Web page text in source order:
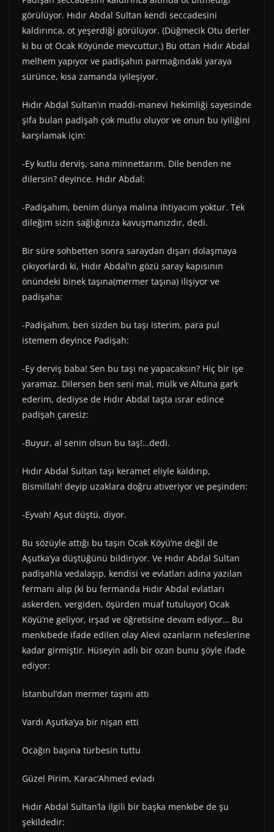
görülüyor. Hıdır Abdal Sultan kendi seccadesini
kaldırınca, ot yeşerdiği görülüyor. (Düğmecik Otu derler
ki bu ot Ocak Köyünde mevcuttur.) Bu ottan Hıdır Abdal
melhem yapıyor ve padişahın parmağındaki yaraya
sürünce, kısa zamanda iyileşiyor.
Hıdır Abdal Sultan’ın maddi-manevi hekimliği sayesinde
şifa bulan padişah çok mutlu oluyor ve onun bu iyiliğini
karşılamak için:
-Ey kutlu derviş, sana minnettarım. Dile benden ne
dilersin? deyince. Hıdır Abdal:
-Padişahım, benim dünya malına ihtiyacım yoktur. Tek
dileğim sizin sağlığınıza kavuşmanızdır, dedi.
Bir süre sohbetten sonra saraydan dışarı dolaşmaya
çıkıyorlardı ki, Hıdır Abdal’ın gözü saray kapısının
önündeki binek taşına(mermer taşına) ilişiyor ve
padişaha:
-Padişahım, ben sizden bu taşı isterim, para pul
istemem deyince Padişah:
-Ey derviş baba! Sen bu taşı ne yapacaksın? Hiç bir işe
yaramaz. Dilersen ben seni mal, mülk ve Altuna gark
ederim, dediyse de Hıdır Abdal taşta ısrar edince
padişah çaresiz:
-Buyur, al senin olsun bu taş!…dedi.
Hıdır Abdal Sultan taşı keramet eliyle kaldırıp,
Bismillah! deyip uzaklara doğru atıveriyor ve peşinden:
-Eyvah! Aşut düştü, diyor.
Bu sözüyle attığı bu taşın Ocak Köyü’ne değil de
Aşutka’ya düştüğünü bildiriyor. Ve Hıdır Abdal Sultan
padişahla vedalaşıp, kendisi ve evlatları adına yazılan
fermanı alıp (ki bu fermanda Hıdır Abdal evlatları
askerden, vergiden, öşürden muaf tutuluyor) Ocak
Köyü’ne geliyor, irşad ve öğretisine devam ediyor… Bu
menkıbede ifade edilen olay Alevi ozanların nefeslerine
kadar girmiştir. Hüseyin adlı bir ozan bunu şöyle ifade
ediyor:
İstanbul’dan mermer taşını attı
Vardı Aşutka’ya bir nişan etti
Ocağın başına türbesin tuttu
Güzel Pirim, Karac’Ahmed evladı
Hıdır Abdal Sultan’la ilgili bir başka menkıbe de şu
şekildedir: